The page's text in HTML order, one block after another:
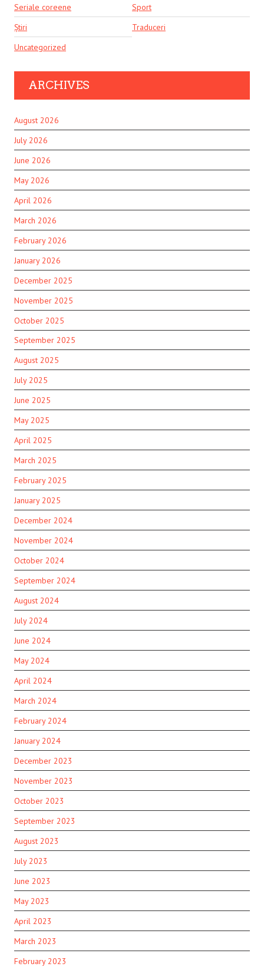
Seriale coreene
Sport
Știri
Traduceri
Uncategorized
ARCHIVES
August 2026
July 2026
June 2026
May 2026
April 2026
March 2026
February 2026
January 2026
December 2025
November 2025
October 2025
September 2025
August 2025
July 2025
June 2025
May 2025
April 2025
March 2025
February 2025
January 2025
December 2024
November 2024
October 2024
September 2024
August 2024
July 2024
June 2024
May 2024
April 2024
March 2024
February 2024
January 2024
December 2023
November 2023
October 2023
September 2023
August 2023
July 2023
June 2023
May 2023
April 2023
March 2023
February 2023